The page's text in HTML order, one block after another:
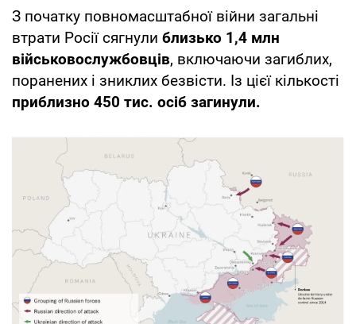
З початку повномасштабної війни загальні
втрати Росії сягнули близько 1,4 млн
військовослужбовців, включаючи загиблих,
поранених і зниклих безвісти. Із цієї кількості
приблизно 450 тис. осіб загинули.